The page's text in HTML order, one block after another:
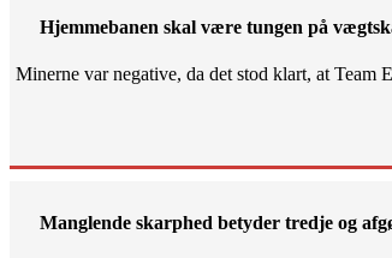
Hjemmebanen skal være tungen på
Minerne var negative, da det stod klart, at Team
Manglende skarphed betyder tredje og